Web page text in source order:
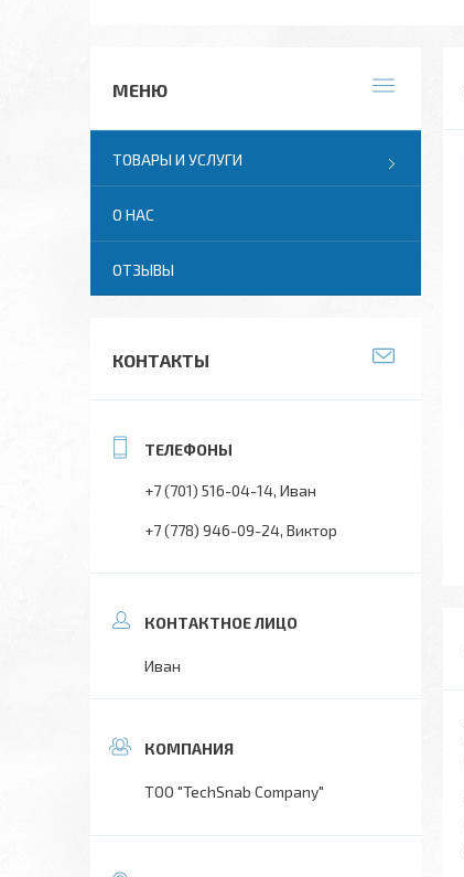
ТОВАРЫ И УСЛУГИ
О НАС
ОТЗЫВЫ
КОНТАКТЫ
+7 (701) 516-04-14 Иван
+7 (778) 946-09-24 Виктор
Иван
TOO "TechSnab Company"